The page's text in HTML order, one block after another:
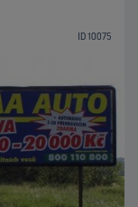
ID 10075